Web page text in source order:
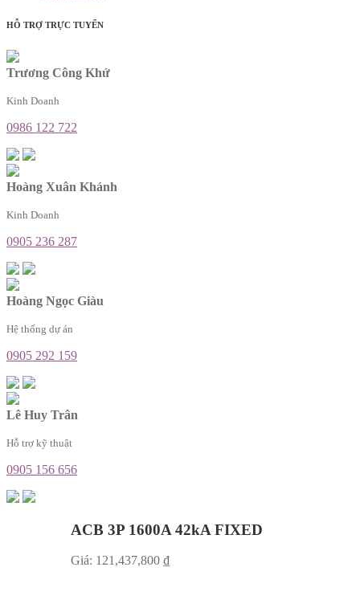
HỖ TRỢ TRỰC TUYẾN
Trương Công Khứ
Kinh Doanh
0986 122 722
Hoàng Xuân Khánh
Kinh Doanh
0905 236 287
Hoàng Ngọc Giàu
Hệ thống dự án
0905 292 159
Lê Huy Trân
Hỗ trợ kỹ thuật
0905 156 656
ACB 3P 1600A 42kA FIXED
Giá: 121,437,800 ₫